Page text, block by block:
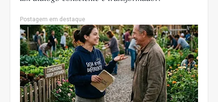
Postagem em destaque